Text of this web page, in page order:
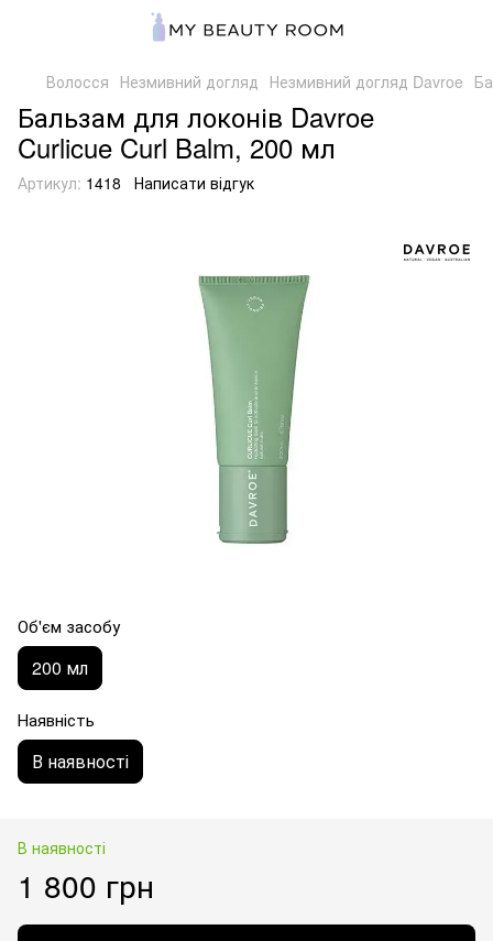
Волосся Незмивний догляд Незмивний догляд Davroe
Бальзам для локонів Davroe
Curlicue Curl Balm, 200 мл
Артикул: 1418 Написати відгук
Об'єм засобу
200 мл
Наявність
В наявності
В наявності
1 800 грн